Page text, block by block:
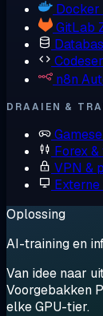
Docker
GitLab
n8n
DRAAIEN &
Forex
VPN &
Oplossing
AI-training en
Van idee naar
Voorgebakken
elke GPU-tier.